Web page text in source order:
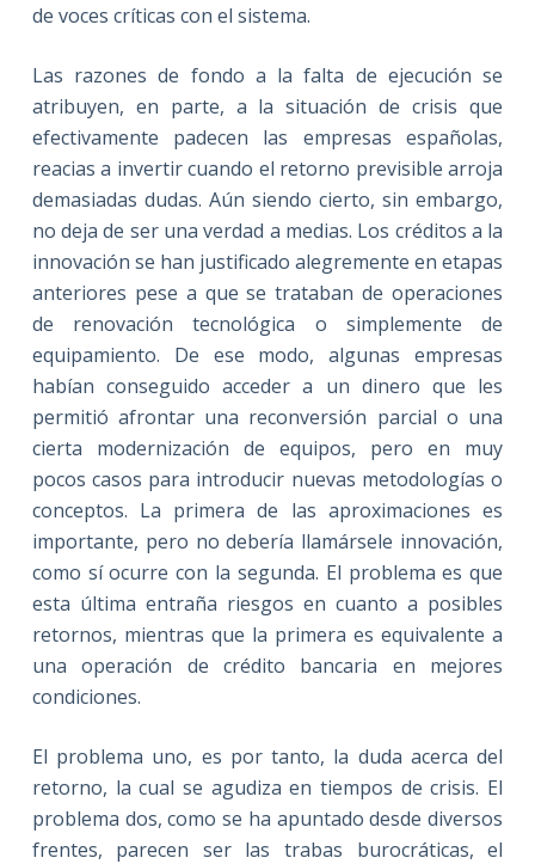
de voces críticas con el sistema.
Las razones de fondo a la falta de ejecución se
atribuyen, en parte, a la situación de crisis que
efectivamente padecen las empresas españolas,
reacias a invertir cuando el retorno previsible arroja
demasiadas dudas. Aún siendo cierto, sin embargo,
no deja de ser una verdad a medias. Los créditos a la
innovación se han justificado alegremente en etapas
anteriores pese a que se trataban de operaciones
de renovación tecnológica o simplemente de
equipamiento. De ese modo, algunas empresas
habían conseguido acceder a un dinero que les
permitió afrontar una reconversión parcial o una
cierta modernización de equipos, pero en muy
pocos casos para introducir nuevas metodologías o
conceptos. La primera de las aproximaciones es
importante, pero no debería llamársele innovación,
como sí ocurre con la segunda. El problema es que
esta última entraña riesgos en cuanto a posibles
retornos, mientras que la primera es equivalente a
una operación de crédito bancaria en mejores
condiciones.
El problema uno, es por tanto, la duda acerca del
retorno, la cual se agudiza en tiempos de crisis. El
problema dos, como se ha apuntado desde diversos
frentes, parecen ser las trabas burocráticas, el